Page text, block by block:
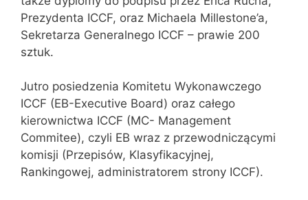
Prezydenta ICCF, oraz Michaela Millestone’a,
Sekretarza Generalnego ICCF – prawie 200
sztuk.
Jutro posiedzenia Komitetu Wykonawczego
ICCF (EB-Executive Board) oraz całego
kierownictwa ICCF (MC- Management
Commitee), czyli EB wraz z przewodniczącymi
komisji (Przepisów, Klasyfikacyjnej,
Rankingowej, administratorem strony ICCF).